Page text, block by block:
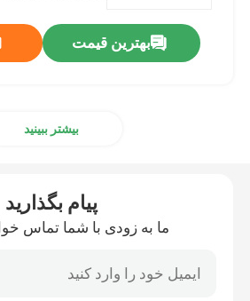
بهترین قیمت
بیشتر ببینید
پیام بگذارید
ما به زودی با شما تماس